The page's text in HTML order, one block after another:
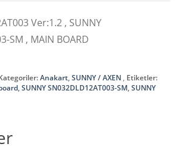
Ver:1.2 , SUNNY
SM , MAIN BOARD
Anakart,SUNNY / AXEN Etiketler:
,SUNNY SN032DLD12AT003-SM,SUNNY